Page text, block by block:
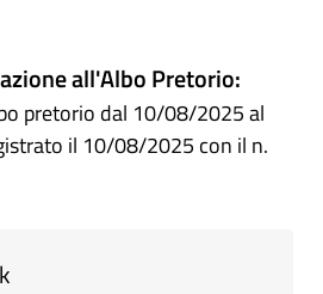
all'Albo Pretorio:
pretorio dal 10/08/2025 al
il 10/08/2025 con il n.